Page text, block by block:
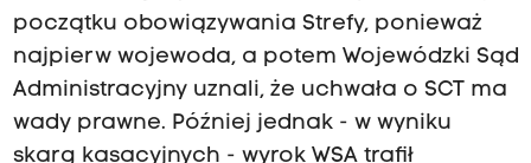
początku obowiązywania Strefy, ponieważ
najpierw wojewoda, a potem Wojewódzki Sąd
Administracyjny uznali, że uchwała o SCT ma
wady prawne. Później jednak - w wyniku
skarg kasacyjnych - wyrok WSA trafił